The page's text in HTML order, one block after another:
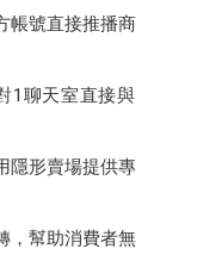
帳號直接推播商
1聊天室直接與
隱形賣場提供專
，幫助消費者無